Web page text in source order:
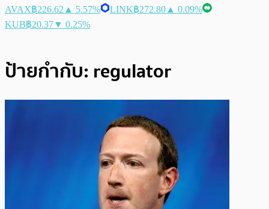
AVAX฿226.62 ▲ 5.57% LINK฿272.80 ▲ 0.09%
KUB฿20.37▼ 0.25%
ป้ายกำกับ: regulator